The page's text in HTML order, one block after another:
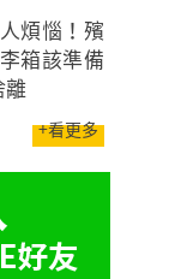
煩惱！殯
箱該準備
離
+看更多